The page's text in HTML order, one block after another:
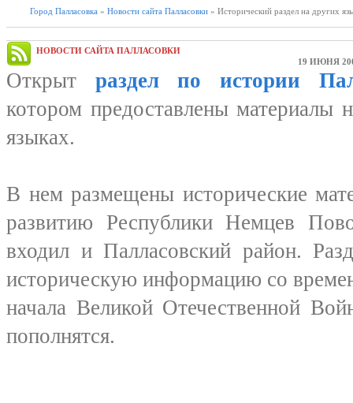
Город Палласовка » Новости сайта Палласовки » Исторический раздел на других
НОВОСТИ САЙТА ПАЛЛАСОВКИ
19 ИЮНЯ
Открыт раздел по истории
котором предоставлены материалы
языках.
В нем размещены исторические
развитию Республики Немцев
входил и Палласовский район.
историческую информацию со
начала Великой Отечественной
пополнятся.